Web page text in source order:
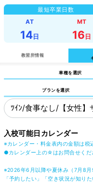
最短卒業日数
AT
14日
MT
16日
教習所情報
車種を選択
プランを選択
入校可能日カレンダー
※カレンダー・料金表内の金額は税
●カレンダー上の☆はお問合せくだ
※2026年6月以降や夏休み（7月8月
「予約したい」「空き状況が知り